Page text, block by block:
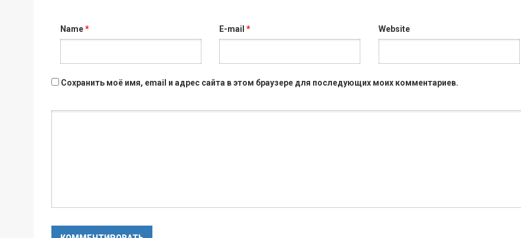
Name* E-mail* Website
Сохранить моё имя, email и адрес сайта в этом браузере для последующих моих комментариев.